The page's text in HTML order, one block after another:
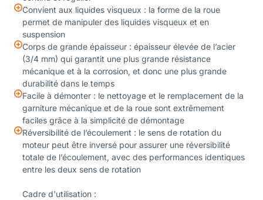
Convient aux liquides visqueux : la forme de la roue
permet de manipuler des liquides visqueux et en
suspension
Corps de grande épaisseur : épaisseur élevée de l’acier
(3/4 mm) qui garantit une plus grande résistance
mécanique et à la corrosion, et donc une plus grande
durabilité dans le temps
Facile à démonter : le nettoyage et le remplacement de la
garniture mécanique et de la roue sont extrêmement
faciles grâce à la simplicité de démontage
Réversibilité de l’écoulement : le sens de rotation du
moteur peut être inversé pour assurer une réversibilité
totale de l’écoulement, avec des performances identiques
entre les deux sens de rotation
Cadre d'utilisation :